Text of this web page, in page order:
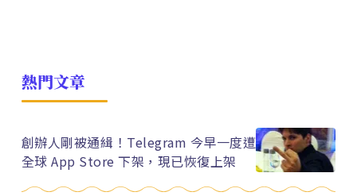
熱門文章
創辦人剛被通緝！Telegram 今早一度遭
全球 App Store 下架，現已恢復上架